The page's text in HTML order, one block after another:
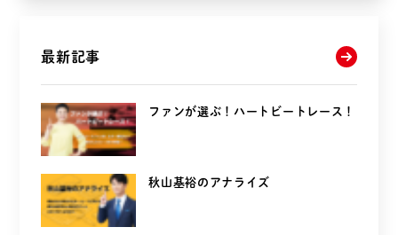
最新記事
ファンが選ぶ！ハートビートレース！
秋山基裕のアナライズ